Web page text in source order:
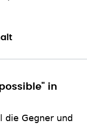
in
Gegner und